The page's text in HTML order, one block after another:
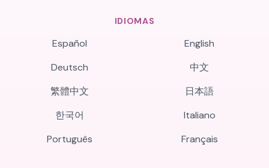
IDIOMAS
Español
English
Deutsch
中文
繁體中文
日本語
한국어
Italiano
Português
Français